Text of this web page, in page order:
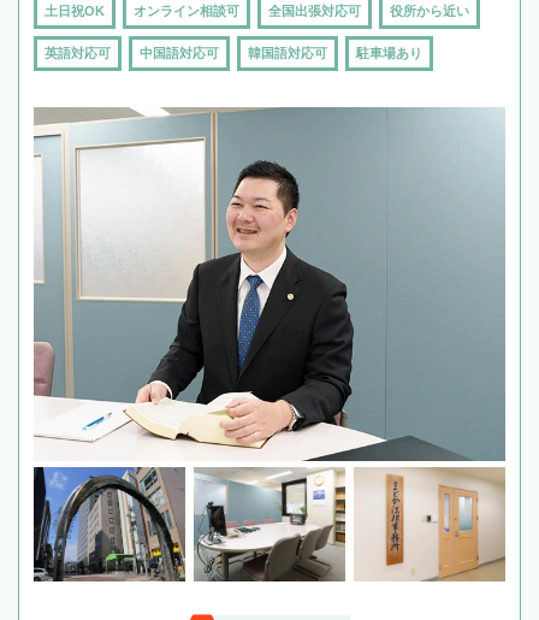
土日祝OK オンライン相談可 全国出張対応可 役所から近い
英語対応可 中国語対応可 韓国語対応可 駐車場あり